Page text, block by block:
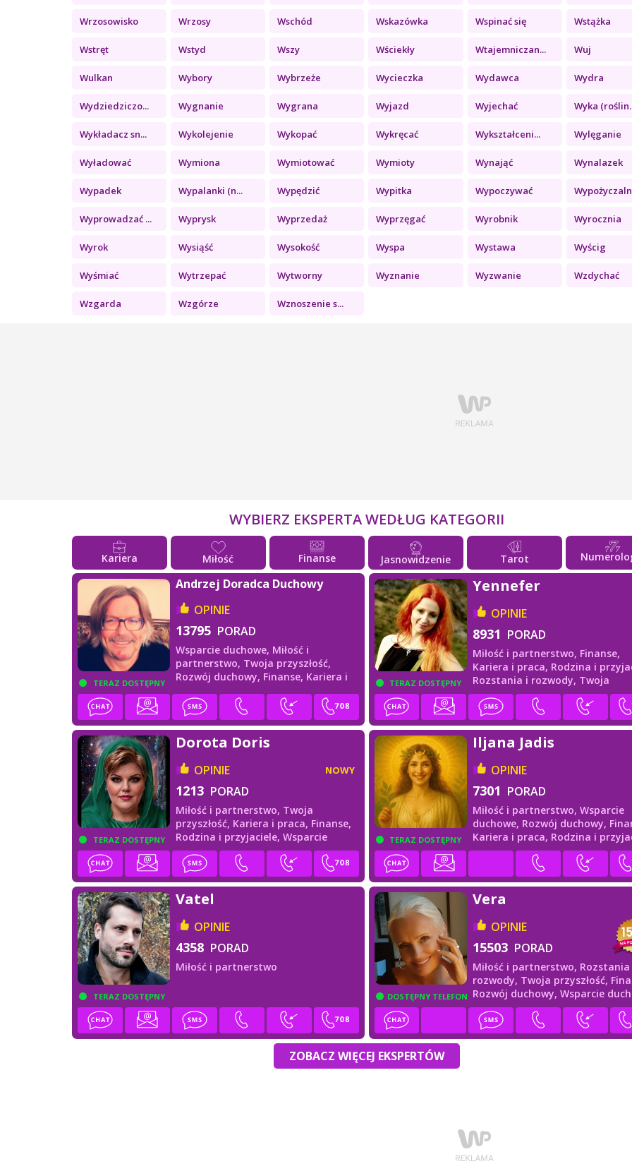
Wrzosowisko Wrzosy Wschód Wskazówka Wspinać się Wstążka
Wstręt Wstyd Wszy Wściekły Wtajemniczan... Wuj
Wulkan Wybory Wybrzeże Wycieczka Wydawca Wydra
Wydziedziczo... Wygnanie Wygrana Wyjazd Wyjechać Wyka
Wykładacz sn... Wykolejenie Wykopać Wykręcać Wykształceni... Wylęganie
Wyładować Wymiona Wymiotować Wymioty Wynająć Wynalazek
Wypadek Wypalanki (n... Wypędzić Wypitka Wypoczywać
Wyprowadzać ... Wyprysk Wyprzedaż Wyprzęgać Wyrobnik Wyrocznia
Wyrok Wysiąść Wysokość Wyspa Wystawa Wyścig
Wyśmiać Wytrzepać Wytworny Wyznanie Wyzwanie Wzdychać
Wzgarda Wzgórze Wznoszenie s...
WYBIERZ EKSPERTA WEDŁUG KATEGORII
Kariera Miłość Finanse Jasnowidzenie Tarot
TERAZ DOSTĘPNY
Andrzej Doradca Duchowy
OPINIE
13795 PORAD
Wsparcie duchowe, Miłość i
partnerstwo, Twoja przyszłość,
Rozwój duchowy, Finanse, Kariera i
TERAZ DOSTĘPNY
Yennefer
OPINIE
8931 PORAD
Miłość i partnerstwo, Finanse,
Kariera i praca, Rodzina i
Rozstania i rozwody, Twoja
przyszłość
TERAZ DOSTĘPNY
Dorota Doris
OPINIE NOWY
1213 PORAD
Miłość i partnerstwo, Twoja
przyszłość, Kariera i praca, Finanse,
Rodzina i przyjaciele,Wsparcie
duchowe
TERAZ DOSTĘPNY
Iljana Jadis
OPINIE
7301 PORAD
Miłość i partnerstwo, Wsparcie
duchowe, Rozwój duchowy,
Kariera i praca, Rodzina i
TERAZ DOSTĘPNY
Vatel
OPINIE
4358 PORAD
Miłość i partnerstwo
DOSTĘPNY TELEFON
Vera
OPINIE
15503 PORAD
Miłość i partnerstwo,
rozwody, Twoja przyszłość,
Rozwój duchowy, Wsparcie
ZOBACZ WIĘCEJ EKSPERTÓW